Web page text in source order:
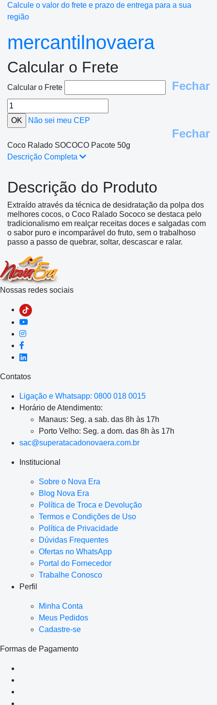
Calcule o valor do frete e prazo de entrega para a sua
região
mercantilnovaera
Calcular o Frete
Fechar
Calcular o Frete
Não sei meu CEP
Fechar
Coco Ralado SOCOCO Pacote 50g
Descrição Completa
Descrição do Produto
Extraído através da técnica de desidratação da polpa dos
melhores cocos, o Coco Ralado Sococo se destaca pelo
tradicionalismo em realçar receitas doces e salgadas com
o sabor puro e incomparável do fruto, sem o trabalhoso
passo a passo de quebrar, soltar, descascar e ralar.
Nossas redes sociais
Contatos
Ligação e Whatsapp: 0800 018 0015
Horário de Atendimento:
Manaus: Seg. a sab. das 8h às 17h
Porto Velho: Seg. a dom. das 8h às 17h
sac@superatacadonovaera.com.br
Institucional
Sobre o Nova Era
Blog Nova Era
Política de Troca e Devolução
Termos e Condições de Uso
Política de Privacidade
Dúvidas Frequentes
Ofertas no WhatsApp
Portal do Fornecedor
Trabalhe Conosco
Perfil
Minha Conta
Meus Pedidos
Cadastre-se
Formas de Pagamento